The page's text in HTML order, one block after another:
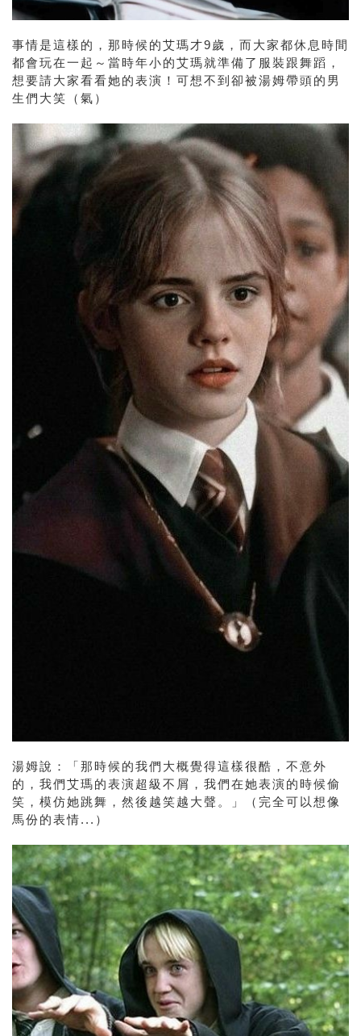
事情是這樣的，那時候的艾瑪才9歲，而大家都休息時間
都會玩在一起～當時年小的艾瑪就準備了服裝跟舞蹈，
想要請大家看看她的表演！可想不到卻被湯姆帶頭的男
生們大笑（氣）
湯姆說：「那時候的我們大概覺得這樣很酷，不意外
的，我們艾瑪的表演超級不屑，我們在她表演的時候偷
笑，模仿她跳舞，然後越笑越大聲。」（完全可以想像
馬份的表情...）